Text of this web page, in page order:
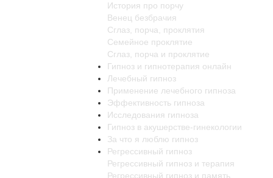
История про порчу
Венец безбрачия
Сглаз, порча, проклятия
Семейное проклятие
Сглаз, порча и проклятие
Гипноз и гипнотерапия онлайн
Лечебный гипноз
Применение лечебного гипноза
Эффективность гипноза
Исследования гипноза
Гипноз в акушерстве-гинекологии
За что я люблю гипноз
Регрессивный гипноз
Регрессивный гипноз и терапия
Регрессивный гипноз и память